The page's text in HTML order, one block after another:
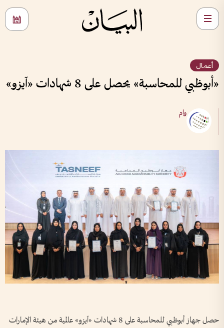
أعمال
«أبوظبي للمحاسبة» يحصل على 8 شهادات «آيزو»
وام
حصل جهاز أبوظبي للمحاسبة على 8 شهادات «آيزو» عالمية من هيئة الإمارات